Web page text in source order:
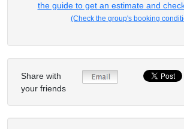
the guide to get an estimate and
(Check the group's booking
Share with
your friends